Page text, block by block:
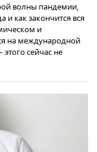
волны пандемии,
и как закончится вся
и
на международной
сейчас не